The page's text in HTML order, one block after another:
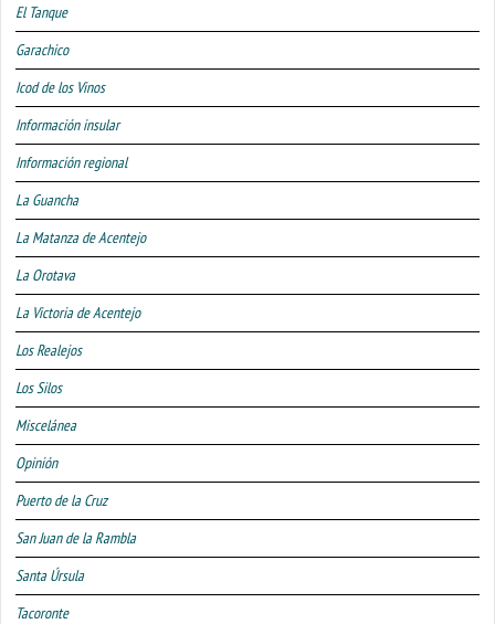
El Tanque
Garachico
Icod de los Vinos
Información insular
Información regional
La Guancha
La Matanza de Acentejo
La Orotava
La Victoria de Acentejo
Los Realejos
Los Silos
Miscelánea
Opinión
Puerto de la Cruz
San Juan de la Rambla
Santa Úrsula
Tacoronte